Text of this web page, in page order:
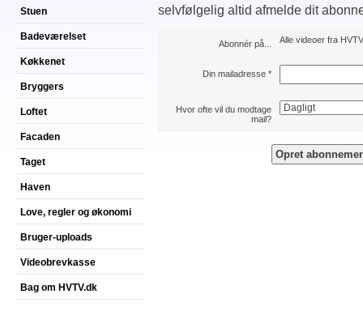
Stuen
Badeværelset
Køkkenet
Bryggers
Loftet
Facaden
Taget
Haven
Love, regler og økonomi
Bruger-uploads
Videobrevkasse
Bag om HVTV.dk
selvfølgelig altid afmelde dit
Abonnér på... Alle videoer fra
Din mailadresse *
Hvor ofte vil du modtage
mail?